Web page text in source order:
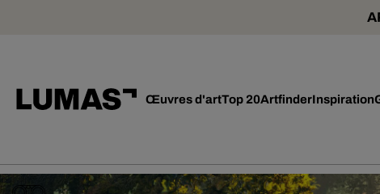
Œuvres d'artTop 20ArtfinderInspiration